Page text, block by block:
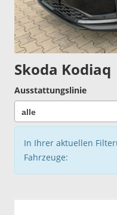
Skoda Kodiaq
Ausstattungslinie
In Ihrer aktuellen
Fahrzeuge: